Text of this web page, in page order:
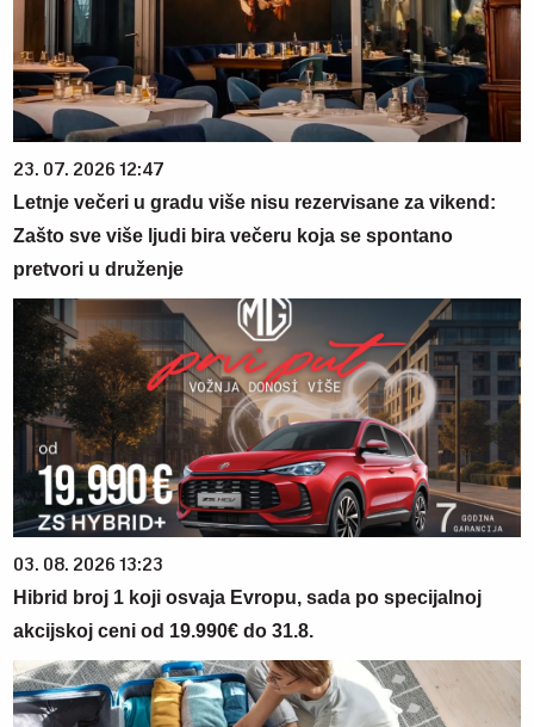
23. 07. 2026 12:47
Letnje večeri u gradu više nisu rezervisane za vikend:
Zašto sve više ljudi bira večeru koja se spontano
pretvori u druženje
03. 08. 2026 13:23
Hibrid broj 1 koji osvaja Evropu, sada po specijalnoj
akcijskoj ceni od 19.990€ do 31.8.